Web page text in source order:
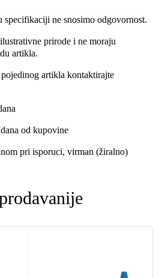
specifikaciji ne snosimo odgovornost.
prirode i ne moraju
artikla.
artikla kontaktirajte
od kupovine
pri isporuci, virman (žiralno)